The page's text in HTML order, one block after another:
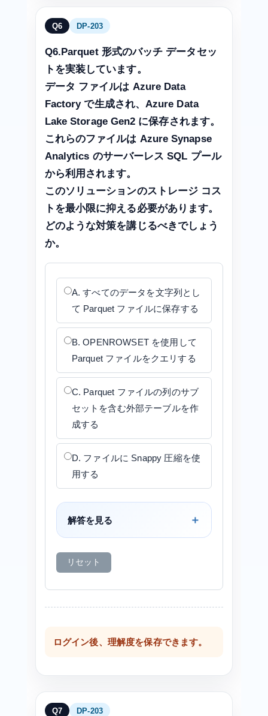
Q6 DP-203
Q6.Parquet 形式のバッチ データセッ
トを実装しています。
データ ファイルは Azure Data
Factory で生成され、Azure Data
Lake Storage Gen2 に保存されます。
これらのファイルは Azure Synapse
Analytics のサーバーレス SQL プール
から利用されます。
このソリューションのストレージ コス
トを最小限に抑える必要があります。
どのような対策を講じるべきでしょう
か。
A. すべてのデータを文字列とし
て Parquet ファイルに保存する
B. OPENROWSET を使用して
Parquet ファイルをクエリする
C. Parquet ファイルの列のサブ
セットを含む外部テーブルを作
成する
D. ファイルに Snappy 圧縮を使
用する
解答を見る
リセット
ログイン後、理解度を保存できます。
Q7 DP-203